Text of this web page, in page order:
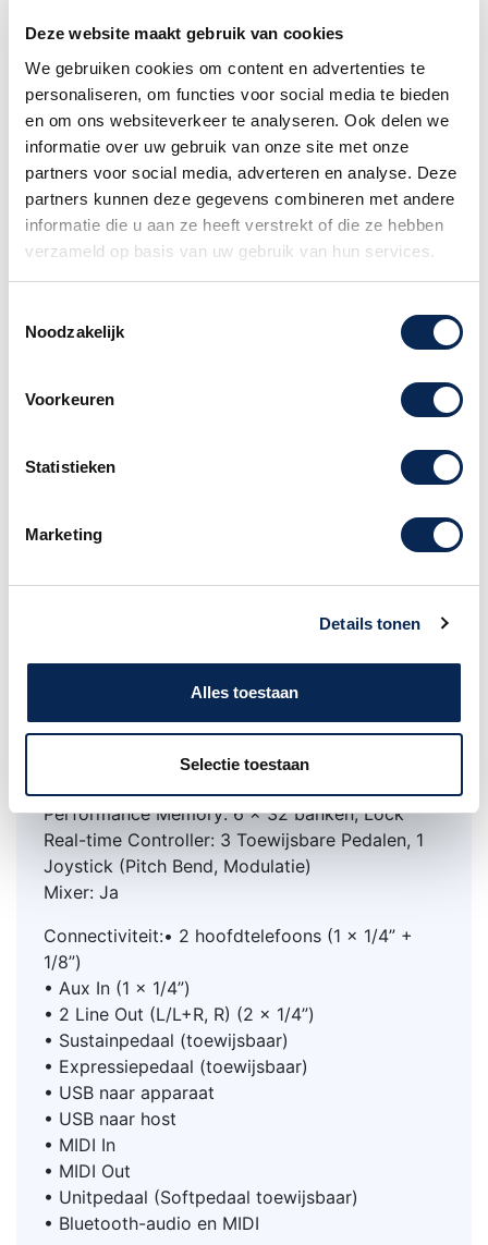
Deze website maakt gebruik van cookies
We gebruiken cookies om content en advertenties te
personaliseren, om functies voor social media te bieden
en om ons websiteverkeer te analyseren. Ook delen we
informatie over uw gebruik van onze site met onze
partners voor social media, adverteren en analyse. Deze
partners kunnen deze gegevens combineren met andere
informatie die u aan ze heeft verstrekt of die ze hebben
verzameld op basis van uw gebruik van hun services.
Noodzakelijk
Voorkeuren
Statistieken
Marketing
Details tonen
Alles toestaan
Selectie toestaan
Polyfonie: 256
Edit
Toetsenbord gedeelte: L (links), R1 (rechts 1), R2
DSP-effect: 32 Reverb + 64 Chorus, 24 IFX, 5
Master EQ, D.A.S (standaard aan)
Part Effect: 13 Harmony + 4 Echo + 4 Tremolo
Akkoord: 39 akkoordtypen
Stijl regeling: Start/Stop, Sync Start, Intro/Einde,
D/Fill D, Chord On/Off, Fade In/Out
songs + 5 gebruikers songs
Fast Forward, Rewind, Section loop
Song Recording: MIDI Recording, 16 tracks, 5
Audio Recording: WAV (44.1KHz/16bit), MP3
Audio Playback: WAV, MP3
Tempo: 5 ~ 320
Toonhoogteaanpassing: Transpose (± 12),
Performance Memory: 6 x 32 banken, Lock
Real-time Controller: 3 Toewijsbare Pedalen, 1
Joystick (Pitch Bend, Modulatie)
Mixer: Ja
Connectiviteit:• 2 hoofdtelefoons (1 x 1/4” +
1/8”)
• Aux In (1 x 1/4”)
• 2 Line Out (L/L+R, R) (2 x 1/4”)
• Sustainpedaal (toewijsbaar)
• Expressiepedaal (toewijsbaar)
• USB naar apparaat
• USB naar host
• MIDI In
• MIDI Out
• Unitpedaal (Softpedaal toewijsbaar)
• Bluetooth-audio en MIDI